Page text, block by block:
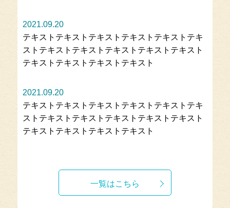
2021.09.20
テキストテキストテキストテキストテキストテキ
ストテキストテキストテキストテキストテキスト
テキストテキストテキストテキスト
2021.09.20
テキストテキストテキストテキストテキストテキ
ストテキストテキストテキストテキストテキスト
テキストテキストテキストテキスト
一覧はこちら